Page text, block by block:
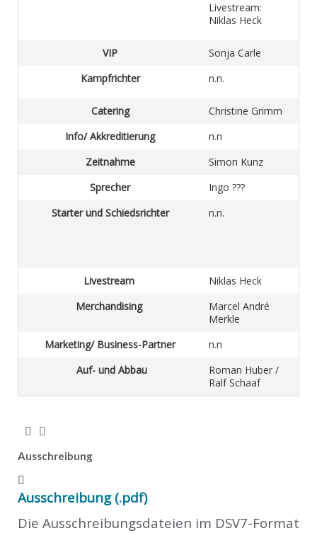
Livestream:
Niklas Heck
VIP
Sonja Carle
Kampfrichter
n.n.
Catering
Christine Grimm
Info/ Akkreditierung
n.n
Zeitnahme
Simon Kunz
Sprecher
Ingo ???
Starter und Schiedsrichter
n.n.
Livestream
Niklas Heck
Merchandising
Marcel André
Merkle
Marketing/ Business-Partner
n.n
Auf- und Abbau
Roman Huber /
Ralf Schaaf
Ausschreibung
Ausschreibung (.pdf)
Die Ausschreibungsdateien im DSV7-Format